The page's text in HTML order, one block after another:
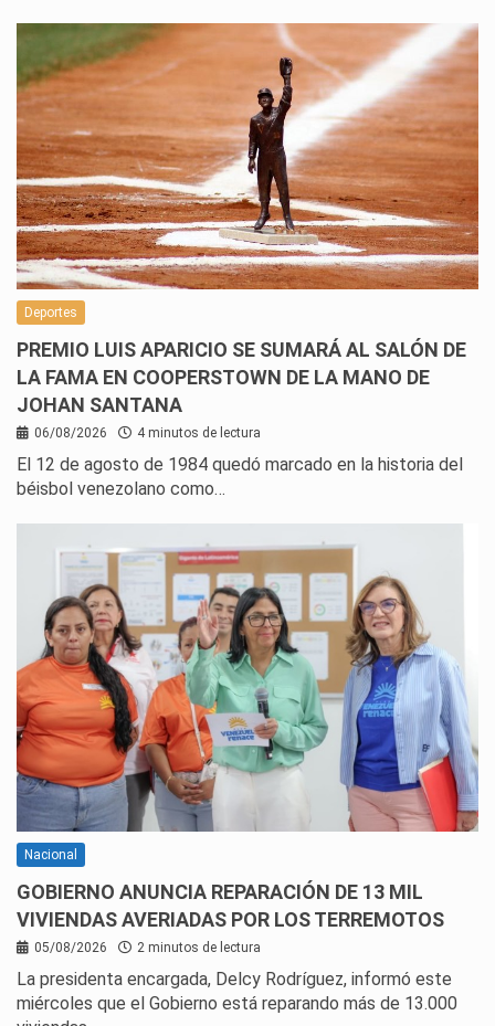
Deportes
PREMIO LUIS APARICIO SE SUMARÁ AL SALÓN DE
LA FAMA EN COOPERSTOWN DE LA MANO DE
JOHAN SANTANA
06/08/2026 4 minutos de lectura
El 12 de agosto de 1984 quedó marcado en la historia del
béisbol venezolano como…
Nacional
GOBIERNO ANUNCIA REPARACIÓN DE 13 MIL
VIVIENDAS AVERIADAS POR LOS TERREMOTOS
05/08/2026 2 minutos de lectura
La presidenta encargada, Delcy Rodríguez, informó este
miércoles que el Gobierno está reparando más de 13.000